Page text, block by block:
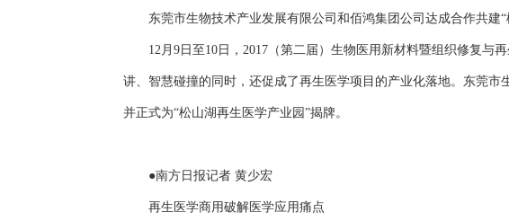
东莞市生物技术产业发展有限公司和佰鸿集团公司达成合作共
12月9日至10日，2017（第二届）生物医用新材料暨组织修复
讲、智慧碰撞的同时，还促成了再生医学项目的产业化落地。东莞市
并正式为“松山湖再生医学产业园”揭牌。
●南方日报记者 黄少宏
再生医学商用破解医学应用痛点